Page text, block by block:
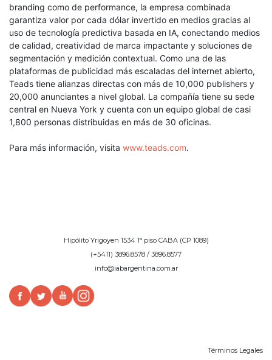
branding como de performance, la empresa combinada
garantiza valor por cada dólar invertido en medios gracias al
uso de tecnología predictiva basada en IA, conectando medios
de calidad, creatividad de marca impactante y soluciones de
segmentación y medición contextual. Como una de las
plataformas de publicidad más escaladas del internet abierto,
Teads tiene alianzas directas con más de 10,000 publishers y
20,000 anunciantes a nivel global. La compañía tiene su sede
central en Nueva York y cuenta con un equipo global de casi
1,800 personas distribuidas en más de 30 oficinas.
Para más información, visita www.teads.com.
Hipólito Yrigoyen 1534 1° piso CABA (CP 1089)
(+5411) 3896.8578 / 3896.8577
info@iabargentina.com.ar
Términos Legales